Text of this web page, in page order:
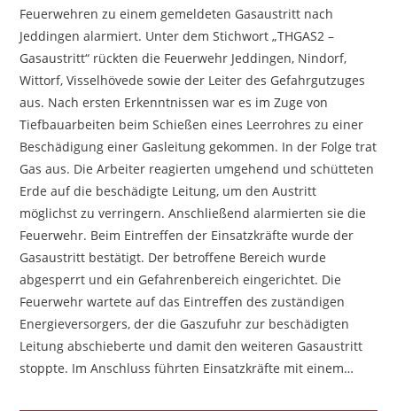
Feuerwehren zu einem gemeldeten Gasaustritt nach
Jeddingen alarmiert. Unter dem Stichwort „THGAS2 –
Gasaustritt“ rückten die Feuerwehr Jeddingen, Nindorf,
Wittorf, Visselhövede sowie der Leiter des Gefahrgutzuges
aus. Nach ersten Erkenntnissen war es im Zuge von
Tiefbauarbeiten beim Schießen eines Leerrohres zu einer
Beschädigung einer Gasleitung gekommen. In der Folge trat
Gas aus. Die Arbeiter reagierten umgehend und schütteten
Erde auf die beschädigte Leitung, um den Austritt
möglichst zu verringern. Anschließend alarmierten sie die
Feuerwehr. Beim Eintreffen der Einsatzkräfte wurde der
Gasaustritt bestätigt. Der betroffene Bereich wurde
abgesperrt und ein Gefahrenbereich eingerichtet. Die
Feuerwehr wartete auf das Eintreffen des zuständigen
Energieversorgers, der die Gaszufuhr zur beschädigten
Leitung abschieberte und damit den weiteren Gasaustritt
stoppte. Im Anschluss führten Einsatzkräfte mit einem…